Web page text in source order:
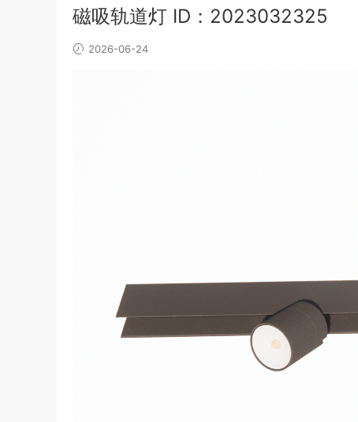
磁吸轨道灯 ID：2023032325
2026-06-24